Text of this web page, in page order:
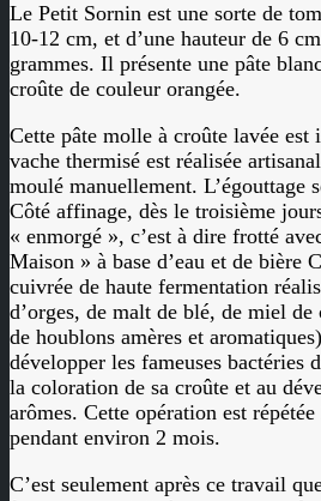
Le Petit Sornin est une sorte de
10-12 cm, et d’une hauteur de 6
grammes. Il présente une pâte
croûte de couleur orangée.
Cette pâte molle à croûte lavée est
vache thermisé est réalisée
moulé manuellement. L’égouttage
Côté affinage, dès le troisième
« enmorgé », c’est à dire frotté
Maison » à base d’eau et de bière
cuivrée de haute fermentation
d’orges, de malt de blé, de miel
de houblons amères et
développer les fameuses bactéries
la coloration de sa croûte et au
arômes. Cette opération est
pendant environ 2 mois.
C’est seulement après ce travail